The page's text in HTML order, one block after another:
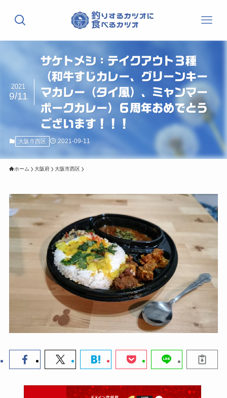
サケトメシ：テイクアウト３種
（和牛すじカレー、グリーンキー
マカレー（タイ風）、ミャンマー
ポークカレー）６周年おめでとう
ございます！！！
2021
9/11
大阪市西区 2021-09-11
ホーム 大阪府 大阪市西区